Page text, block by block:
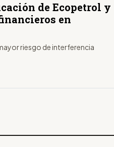
de Ecopetrol y
en
riesgo de interferencia